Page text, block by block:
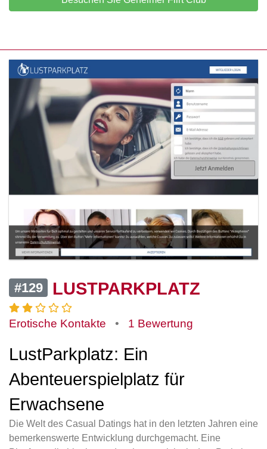
#129 LUSTPARKPLATZ
Erotische Kontakte • 1 Bewertung
LustParkplatz: Ein
Abenteuerspielplatz für
Erwachsene
Die Welt des Casual Datings hat in den letzten Jahren eine
bemerkenswerte Entwicklung durchgemacht. Eine